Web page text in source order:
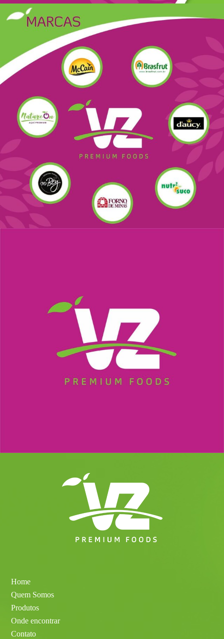
Home
Quem Somos
Produtos
Onde encontrar
Contato